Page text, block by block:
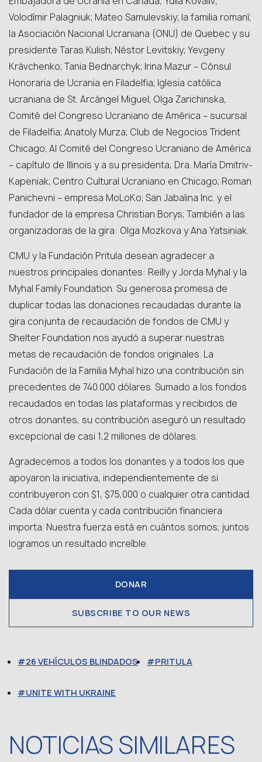
Volodímir Palagniuk; Mateo Samulevskiy; la familia romaní;
la Asociación Nacional Ucraniana (ONU) de Quebec y su
presidente Taras Kulish; Néstor Levitskiy; Yevgeny
Krávchenko; Tania Bednarchyk; Irina Mazur – Cónsul
Honoraria de Ucrania en Filadelfia; Iglesia católica
ucraniana de St. Arcángel Miguel; Olga Zarichinska,
Comité del Congreso Ucraniano de América – sucursal
de Filadelfia; Anatoly Murza; Club de Negocios Trident
Chicago; Al Comité del Congreso Ucraniano de América
– capítulo de Illinois y a su presidenta, Dra. María Dmitriv-
Kapeniak; Centro Cultural Ucraniano en Chicago; Roman
Panichevni – empresa MoLoKo; San Jabalina Inc. y el
fundador de la empresa Christian Borys; También a las
organizadoras de la gira: Olga Mozkova y Ana Yatsiniak.
CMU y la Fundación Pritula desean agradecer a
nuestros principales donantes: Reilly y Jorda Myhal y la
Myhal Family Foundation. Su generosa promesa de
duplicar todas las donaciones recaudadas durante la
gira conjunta de recaudación de fondos de CMU y
Shelter Foundation nos ayudó a superar nuestras
metas de recaudación de fondos originales. La
Fundación de la Familia Myhal hizo una contribución sin
precedentes de 740.000 dólares. Sumado a los fondos
recaudados en todas las plataformas y recibidos de
otros donantes, su contribución aseguró un resultado
excepcional de casi 1,2 millones de dólares.
Agradecemos a todos los donantes y a todos los que
apoyaron la iniciativa, independientemente de si
contribuyeron con $1, $75,000 o cualquier otra cantidad.
Cada dólar cuenta y cada contribución financiera
importa. Nuestra fuerza está en cuántos somos; juntos
logramos un resultado increíble.
DONAR
SUBSCRIBE TO OUR NEWS
26 VEHÍCULOS BLINDADOS PRITULA
UNITE WITH UKRAINE
NOTICIAS SIMILARES